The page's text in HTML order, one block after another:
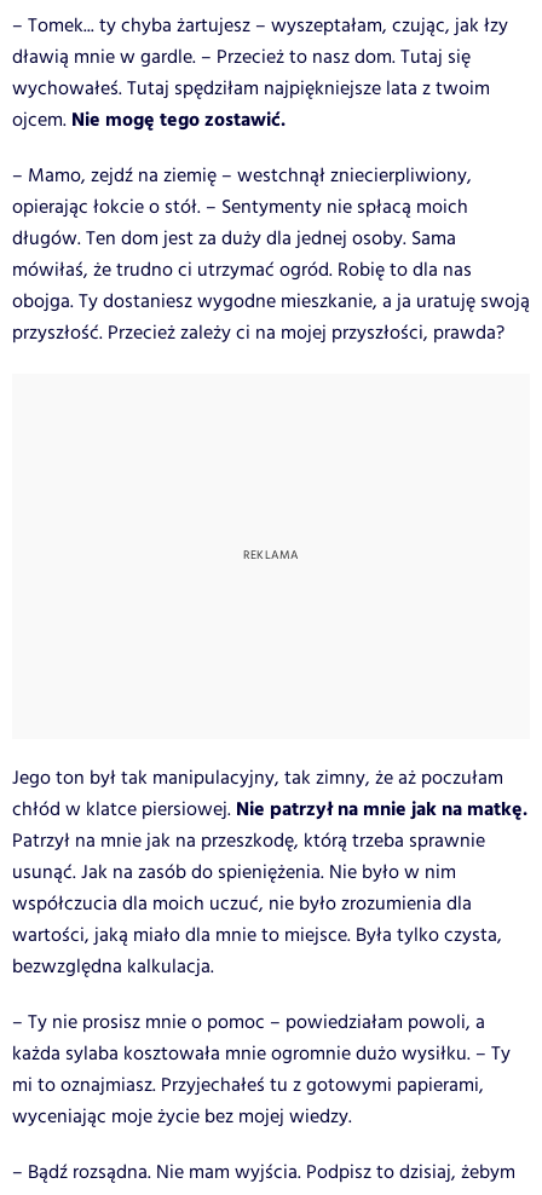
– Tomek... ty chyba żartujesz – wyszeptałam, czując, jak łzy
dławią mnie w gardle. – Przecież to nasz dom. Tutaj się
wychowałeś. Tutaj spędziłam najpiękniejsze lata z twoim
ojcem. Nie mogę tego zostawić.
– Mamo, zejdź na ziemię – westchnął zniecierpliwiony,
opierając łokcie o stół. – Sentymenty nie spłacą moich
długów. Ten dom jest za duży dla jednej osoby. Sama
mówiłaś, że trudno ci utrzymać ogród. Robię to dla nas
obojga. Ty dostaniesz wygodne mieszkanie, a ja uratuję swoją
przyszłość. Przecież zależy ci na mojej przyszłości, prawda?
Jego ton był tak manipulacyjny, tak zimny, że aż poczułam
chłód w klatce piersiowej. Nie patrzył na mnie jak na matkę.
Patrzył na mnie jak na przeszkodę, którą trzeba sprawnie
usunąć. Jak na zasób do spieniężenia. Nie było w nim
współczucia dla moich uczuć, nie było zrozumienia dla
wartości, jaką miało dla mnie to miejsce. Była tylko czysta,
bezwzględna kalkulacja.
– Ty nie prosisz mnie o pomoc – powiedziałam powoli, a
każda sylaba kosztowała mnie ogromnie dużo wysiłku. – Ty
mi to oznajmiasz. Przyjechałeś tu z gotowymi papierami,
wyceniając moje życie bez mojej wiedzy.
– Bądź rozsądna. Nie mam wyjścia. Podpisz to dzisiaj, żebym